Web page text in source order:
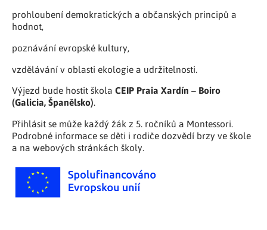
prohloubení demokratických a občanských principů a
hodnot,
poznávání evropské kultury,
vzdělávání v oblasti ekologie a udržitelnosti.
Výjezd bude hostit škola CEIP Praia Xardín – Boiro
(Galicia, Španělsko).
Přihlásit se může každý žák z 5. ročníků a Montessori.
Podrobné informace se děti i rodiče dozvědí brzy ve škole
a na webových stránkách školy.